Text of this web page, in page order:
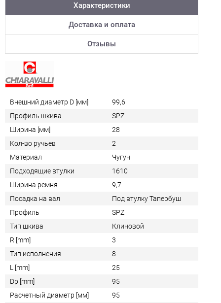
Характеристики
Доставка и оплата
Отзывы
Внешний диаметр D [мм]
99,6
Профиль шкива
SPZ
Ширина [мм]
28
Кол-во ручьев
2
Материал
Чугун
Подходящие втулки
1610
Ширина ремня
9,7
Посадка на вал
Под втулку Тапербуш
Профиль
SPZ
Тип шкива
Клиновой
R [mm]
3
Тип исполнения
8
L [mm]
25
Dp [mm]
95
Расчетный диаметр [мм]
95